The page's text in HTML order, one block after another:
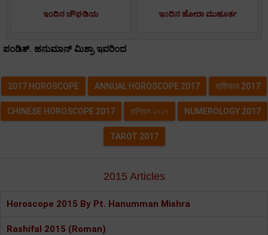
ಇಂದಿನ ಚೌಘಡಿಯ ಇಂದಿನ ಹೋರಾ ಮುಹೂರ್ತ
ಪಂಡಿತ್. ಹನುಮಾನ್ ಮಿಶ್ರಾ ಇವರಿಂದ
2017 HOROSCOPE ANNUAL HOROSCOPE 2017 राशिफल 2017
CHINESE HOROSCOPE 2017 রাশিফল ২০১৭ NUMEROLOGY 2017
TAROT 2017
2015 Articles
Horoscope 2015 By Pt. Hanumman Mishra
Rashifal 2015 (Roman)